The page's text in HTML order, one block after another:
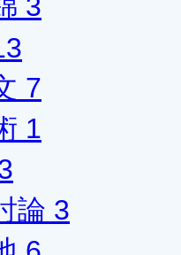
7
1
論 3